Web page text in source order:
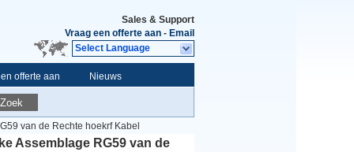
Sales & Support
Vraag een offerte aan - Email
Select Language
offerte aan Nieuws
Zoek
van de Rechte hoekrf Kabel
Assemblage RG59 van de